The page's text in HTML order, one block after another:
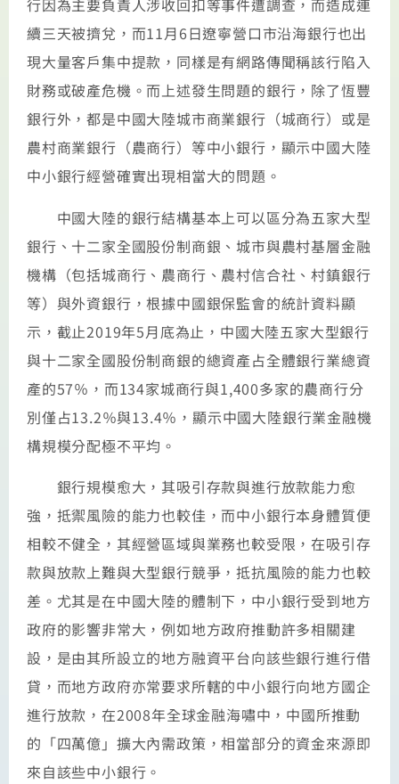
行因為主要負責人涉收回扣等事件遭調查，而造成連
續三天被擠兌，而11月6日遼寧營口市沿海銀行也出
現大量客戶集中提款，同樣是有網路傳聞稱該行陷入
財務或破產危機。而上述發生問題的銀行，除了恆豐
銀行外，都是中國大陸城市商業銀行（城商行）或是
農村商業銀行（農商行）等中小銀行，顯示中國大陸
中小銀行經營確實出現相當大的問題。
中國大陸的銀行結構基本上可以區分為五家大型
銀行、十二家全國股份制商銀、城市與農村基層金融
機構（包括城商行、農商行、農村信合社、村鎮銀行
等）與外資銀行，根據中國銀保監會的統計資料顯
示，截止2019年5月底為止，中國大陸五家大型銀行
與十二家全國股份制商銀的總資產占全體銀行業總資
產的57％，而134家城商行與1,400多家的農商行分
別僅占13.2％與13.4％，顯示中國大陸銀行業金融機
構規模分配極不平均。
銀行規模愈大，其吸引存款與進行放款能力愈
強，抵禦風險的能力也較佳，而中小銀行本身體質便
相較不健全，其經營區域與業務也較受限，在吸引存
款與放款上難與大型銀行競爭，抵抗風險的能力也較
差。尤其是在中國大陸的體制下，中小銀行受到地方
政府的影響非常大，例如地方政府推動許多相關建
設，是由其所設立的地方融資平台向該些銀行進行借
貸，而地方政府亦常要求所轄的中小銀行向地方國企
進行放款，在2008年全球金融海嘯中，中國所推動
的「四萬億」擴大內需政策，相當部分的資金來源即
來自該些中小銀行。